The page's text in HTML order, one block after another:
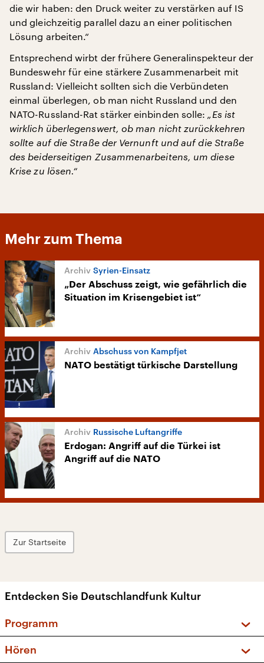
die wir haben: den Druck weiter zu verstärken auf IS
und gleichzeitig parallel dazu an einer politischen
Lösung arbeiten.“
Entsprechend wirbt der frühere Generalinspekteur der
Bundeswehr für eine stärkere Zusammenarbeit mit
Russland: Vielleicht sollten sich die Verbündeten
einmal überlegen, ob man nicht Russland und den
NATO-Russland-Rat stärker einbinden solle: „Es ist
wirklich überlegenswert, ob man nicht zurückkehren
sollte auf die Straße der Vernunft und auf die Straße
des beiderseitigen Zusammenarbeitens, um diese
Krise zu lösen.“
Mehr zum Thema
Syrien-Einsatz
„Der Abschuss zeigt, wie gefährlich die
Situation im Krisengebiet ist“
Abschuss von Kampfjet
NATO bestätigt türkische Darstellung
Russische Luftangriffe
Erdogan: Angriff auf die Türkei ist
Angriff auf die NATO
Zur Startseite
Entdecken Sie Deutschlandfunk Kultur
Programm
Hören